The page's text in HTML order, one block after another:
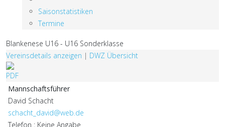
Saisonstatistiken
Termine
Blankenese U16 - U16 Sonderklasse
Vereinsdetails anzeigen | DWZ Übersicht
Mannschaftsführer
David Schacht
schacht_david@web.de
Telefon : Keine Angabe